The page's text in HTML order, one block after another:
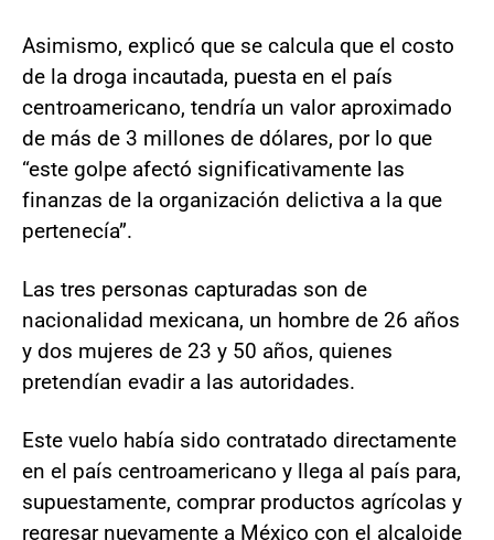
Asimismo, explicó que se calcula que el costo
de la droga incautada, puesta en el país
centroamericano, tendría un valor aproximado
de más de 3 millones de dólares, por lo que
“este golpe afectó significativamente las
finanzas de la organización delictiva a la que
pertenecía”.
Las tres personas capturadas son de
nacionalidad mexicana, un hombre de 26 años
y dos mujeres de 23 y 50 años, quienes
pretendían evadir a las autoridades.
Este vuelo había sido contratado directamente
en el país centroamericano y llega al país para,
supuestamente, comprar productos agrícolas y
regresar nuevamente a México con el alcaloide